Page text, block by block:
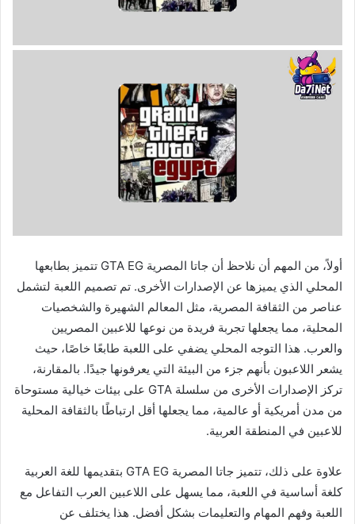
أولاً، من المهم أن نلاحظ أن جاتا المصرية GTA EG تتميز بطابعها
المحلي الذي يميزها عن الإصدارات الأخرى. تم تصميم اللعبة لتشمل
عناصر من الثقافة المصرية، مثل المعالم الشهيرة والشخصيات
المحلية، مما يجعلها تجربة فريدة من نوعها للاعبين المصريين
والعرب. هذا التوجه المحلي يضفي على اللعبة طابعًا خاصًا، حيث
يشعر اللاعبون بأنهم جزء من البيئة التي يعرفونها جيدًا. بالمقارنة،
تركز الإصدارات الأخرى من سلسلة GTA على بيئات خيالية مستوحاة
من مدن أمريكية أو عالمية، مما يجعلها أقل ارتباطًا بالثقافة المحلية
للاعبين في المنطقة العربية.
علاوة على ذلك، تتميز جاتا المصرية GTA EG بتقديمها للغة العربية
كلغة أساسية في اللعبة، مما يسهل على اللاعبين العرب التفاعل مع
اللعبة وفهم المهام والتعليمات بشكل أفضل. هذا يختلف عن